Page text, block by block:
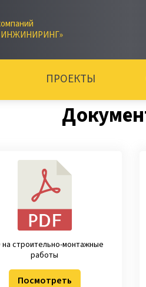
ИНЖИНИРИНГ»
ПРОЕКТЫ
строительно-монтажные
работы
Посмотреть